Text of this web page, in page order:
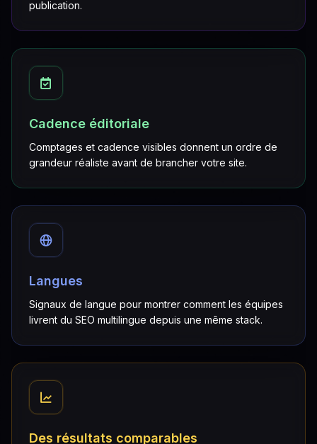
publication.
Cadence éditoriale
Comptages et cadence visibles donnent un ordre de
grandeur réaliste avant de brancher votre site.
Langues
Signaux de langue pour montrer comment les équipes
livrent du SEO multilingue depuis une même stack.
Des résultats comparables